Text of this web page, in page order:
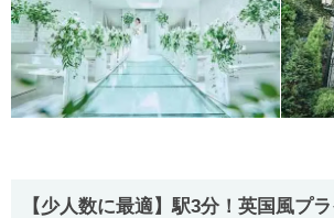
【少人数に最適】駅3分！英国風プ